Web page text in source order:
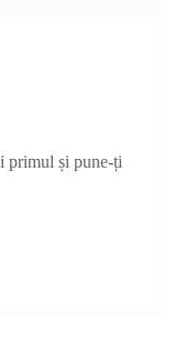
primul și pune-ți